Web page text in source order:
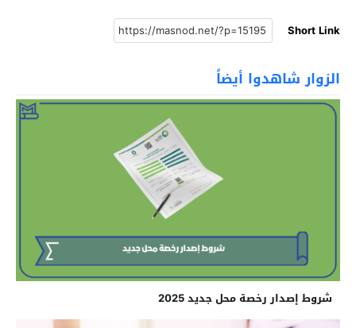
Short Link
الزوار شاهدوا أيضاً
شروط إصدار رخصة محل جديد 2025